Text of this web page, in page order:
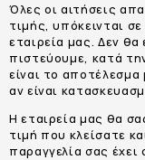
Όλες οι αιτήσεις
τιμής, υπόκεινται
εταιρεία μας. Δεν
πιστεύουμε, κατά
είναι το
αν είναι
Η εταιρεία μας θα
τιμή που κλείσατε
παραγγελία σας έχει